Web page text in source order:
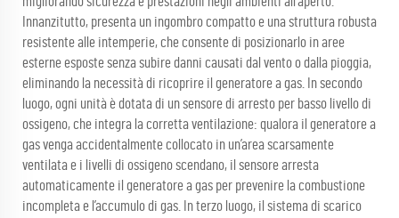
Innanzitutto, presenta un ingombro compatto e una struttura robusta
resistente alle intemperie, che consente di posizionarlo in aree
esterne esposte senza subire danni causati dal vento o dalla pioggia,
eliminando la necessità di ricoprire il generatore a gas. In secondo
luogo, ogni unità è dotata di un sensore di arresto per basso livello di
ossigeno, che integra la corretta ventilazione: qualora il generatore a
gas venga accidentalmente collocato in un’area scarsamente
ventilata e i livelli di ossigeno scendano, il sensore arresta
automaticamente il generatore a gas per prevenire la combustione
incompleta e l’accumulo di gas. In terzo luogo, il sistema di scarico